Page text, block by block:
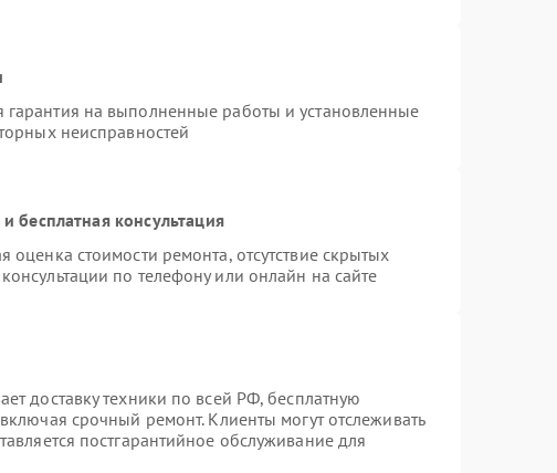
гарантия на выполненные работы и установленные
неисправностей
бесплатная консультация
оценка стоимости ремонта, отсутствие скрытых
по телефону или онлайн на сайте
доставку техники по всей РФ, бесплатную
срочный ремонт. Клиенты могут отслеживать
постгарантийное обслуживание для